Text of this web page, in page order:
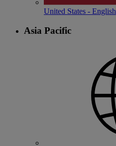
United States - English
Asia Pacific